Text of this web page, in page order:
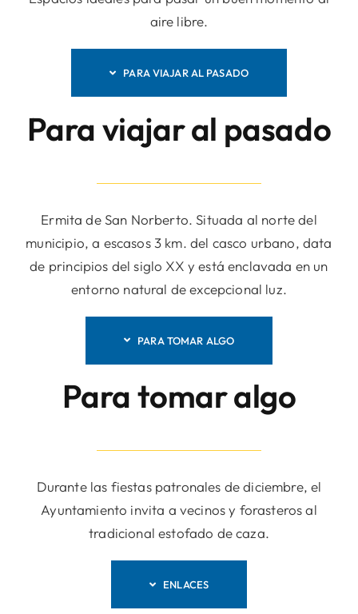
aire libre.
PARA VIAJAR AL PASADO
Para viajar al pasado
Ermita de San Norberto. Situada al norte del
municipio, a escasos 3 km. del casco urbano, data
de principios del siglo XX y está enclavada en un
entorno natural de excepcional luz.
PARA TOMAR ALGO
Para tomar algo
Durante las fiestas patronales de diciembre, el
Ayuntamiento invita a vecinos y forasteros al
tradicional estofado de caza.
ENLACES